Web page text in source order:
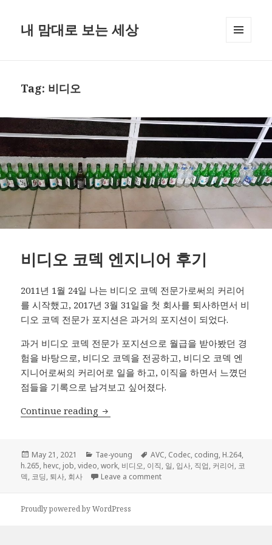
내 맘대로 보는 세상
Tag: 비디오
비디오 코덱 엔지니어 후기
2011년 1월 24일 나는 비디오 코덱 전문가로써의 커리어
를 시작했고, 2017년 3월 31일을 첫 회사를 퇴사하면서 비
디오 코덱 전문가 포지션은 과거의 포지션이 되었다.
과거 비디오 코덱 전문가 포지션으로 월급을 받아봤던 경
험을 바탕으로, 비디오 코덱을 전공하고, 비디오 코덱 엔
지니어로써의 커리어로 일을 하고, 이직을 하면서 느꼈던
점들을 기록으로 남겨보고 싶어졌다.
Continue reading 비디오 코덱 엔지니어 후기
Posted
on
May 21, 2021 Categories
Tae-young Tags
AVC, Codec, coding, H.264,
h.265, hevc, job,video,work, 비디오, 이직, 일, 입사, 직업, 커리어, 코
덱, 코딩, 퇴사, 회사 Leave a commenton 비디오 코덱 엔지니어 후기
Proudly powered by WordPress